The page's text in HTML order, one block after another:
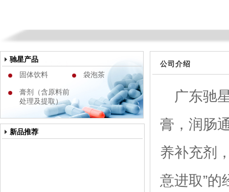
驰星产品
固体饮料
袋泡茶
膏剂（含原料前
处理及提取）
新品推荐
公司介绍
广东驰
膏，润肠
养补充剂
意进取”的